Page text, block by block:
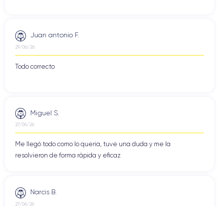
Juan antonio F.
29/06/26
Todo correcto
Miguel S.
27/06/26
Me llegó todo como lo queria, tuve una duda y me la
resolvieron de forma rápida y eficaz
Narcis B.
27/06/26